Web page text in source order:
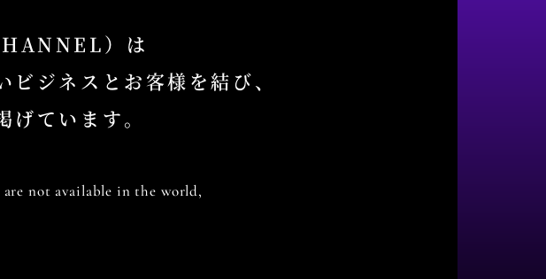
）は
ビジネスとお客様を結び、
げています。
not available in the world,